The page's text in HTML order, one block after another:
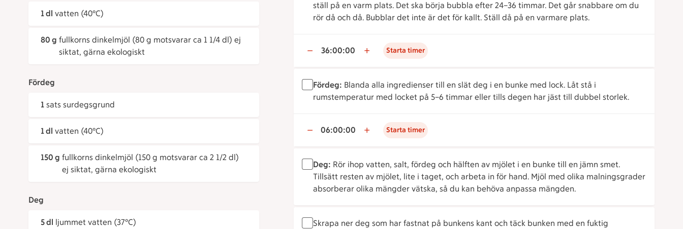
1 dl vatten (40°C)
80 g fullkorns dinkelmjöl (80 g motsvarar ca 1 1/4 dl) ej
siktat, gärna ekologiskt
Fördeg
1 sats surdegsgrund
1 dl vatten (40°C)
150 g fullkorns dinkelmjöl (150 g motsvarar ca 2 1/2 dl)
ej siktat, gärna ekologiskt
Deg
5 dl ljummet vatten (37°C)
ställ på en varm plats. Det ska börja bubbla efter 24–36 timmar. Det går snabbare om du
rör då och då. Bubblar det inte är det för kallt. Ställ då på en varmare plats.
36:00:00 Starta timer
Fördeg: Blanda alla ingredienser till en slät deg i en bunke med lock. Låt stå i
rumstemperatur med locket på 5–6 timmar eller tills degen har jäst till dubbel storlek.
06:00:00 Starta timer
Deg: Rör ihop vatten, salt, fördeg och hälften av mjölet i en bunke till en jämn smet.
Tillsätt resten av mjölet, lite i taget, och arbeta in för hand. Mjöl med olika malningsgrader
absorberar olika mängder vätska, så du kan behöva anpassa mängden.
Skrapa ner deg som har fastnat på bunkens kant och täck bunken med en fuktig